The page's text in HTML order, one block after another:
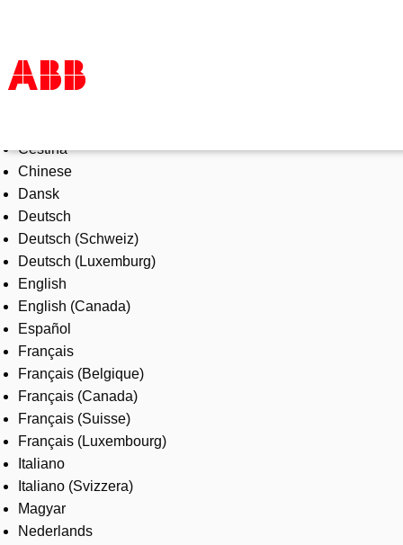
Products & Solutions
Industries
Services
About us
Where to buy
Contact us
Careers
Čeština
Chinese
Dansk
Deutsch
Deutsch (Schweiz)
Deutsch (Luxemburg)
English
English (Canada)
Español
Français
Français (Belgique)
Français (Canada)
Français (Suisse)
Français (Luxembourg)
Italiano
Italiano (Svizzera)
Magyar
Nederlands